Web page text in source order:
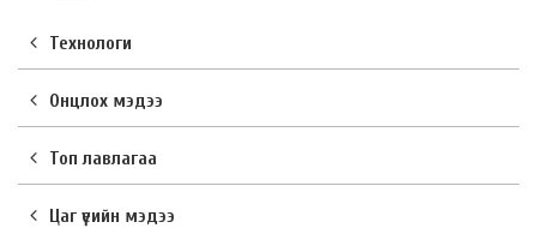
Технологи
Онцлох мэдээ
Топ лавлагаа
Цаг үеийн мэдээ